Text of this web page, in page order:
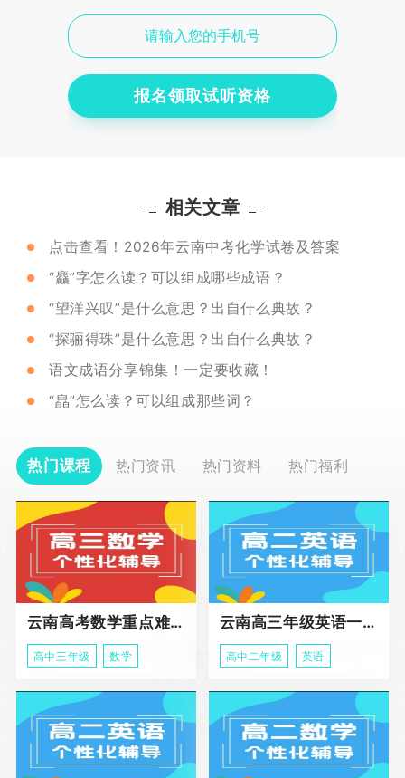
报名领取试听资格
相关文章
点击查看！2026年云南中考化学试卷及答案
“麤”字怎么读？可以组成哪些成语？
“望洋兴叹”是什么意思？出自什么典故？
“探骊得珠”是什么意思？出自什么典故？
语文成语分享锦集！一定要收藏！
“皛”怎么读？可以组成那些词？
热门课程 热门资讯 热门资料 热门福利
云南高考数学重点难点冲刺班
高中三年级 数学
云南高三年级英语一对一个性化辅导基础课程
高中二年级 英语